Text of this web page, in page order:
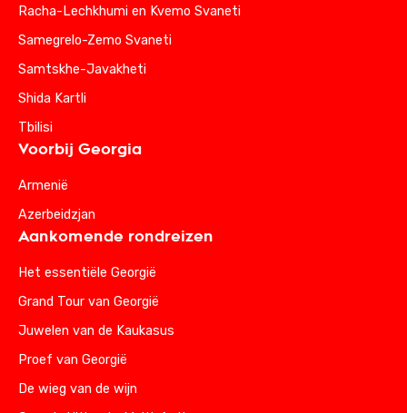
Racha-Lechkhumi en Kvemo Svaneti
Samegrelo-Zemo Svaneti
Samtskhe-Javakheti
Shida Kartli
Tbilisi
Voorbij Georgia
Armenië
Azerbeidzjan
Aankomende rondreizen
Het essentiële Georgië
Grand Tour van Georgië
Juwelen van de Kaukasus
Proef van Georgië
De wieg van de wijn